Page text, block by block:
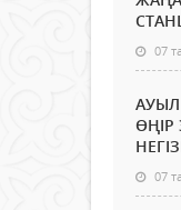
07
07